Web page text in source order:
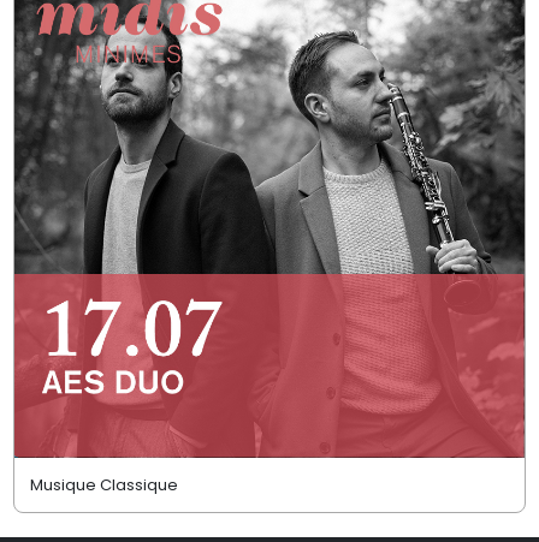
Musique Classique